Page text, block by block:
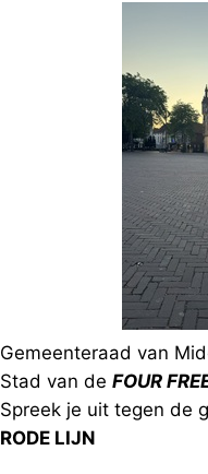
Gemeenteraad van
Stad van de FOUR
Spreek je uit tegen de
RODE LIJN